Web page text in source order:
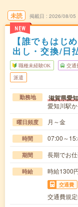
未読
NEW
掲載日 2026/08/05
【誰でもはじ
出し・交換/日
職種未経験OK 交通
派遣
勤務地 滋賀県愛
愛知川駅
曜日頻度 月～金
時間 07:00～
期間 長期でお
時給 時給1300
交通費
交通費規